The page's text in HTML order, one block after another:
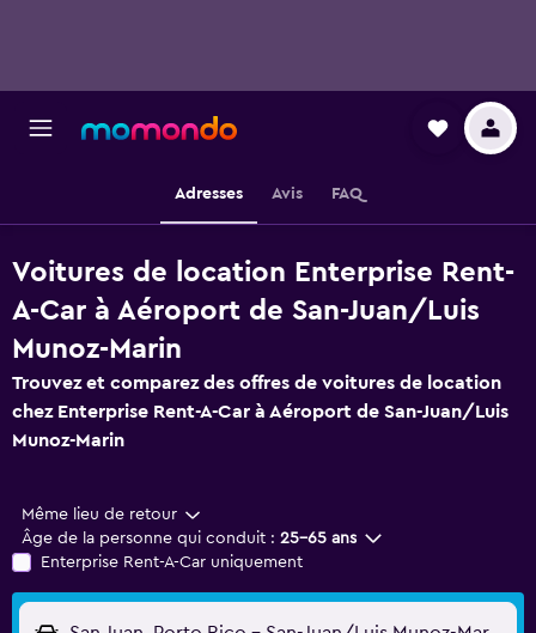
Adresses Avis FAQ
Voitures de location Enterprise Rent-
A-Car à Aéroport de San-Juan/Luis
Munoz-Marin
Trouvez et comparez des offres de voitures de location
chez Enterprise Rent-A-Car à Aéroport de San-Juan/Luis
Munoz-Marin
Même lieu de retour
Âge de la personne qui conduit : 25-65 ans
Enterprise Rent-A-Car uniquement